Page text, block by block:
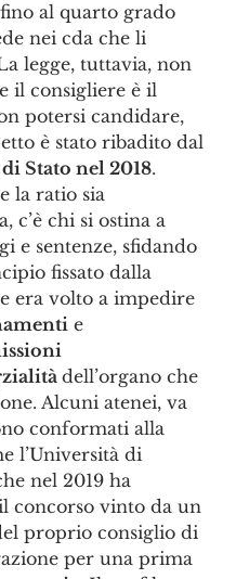
fino al quarto grado
nei cda che li
legge, tuttavia, non
il consigliere è il
potersi candidare,
è stato ribadito dal
Stato nel 2018.
la ratio sia
c’è chi si ostina a
e sentenze, sfidando
fissato dalla
era volto a impedire
e
dell’organo che
Alcuni atenei, va
conformati alla
l’Università di
nel 2019 ha
concorso vinto da un
proprio consiglio di
per una prima